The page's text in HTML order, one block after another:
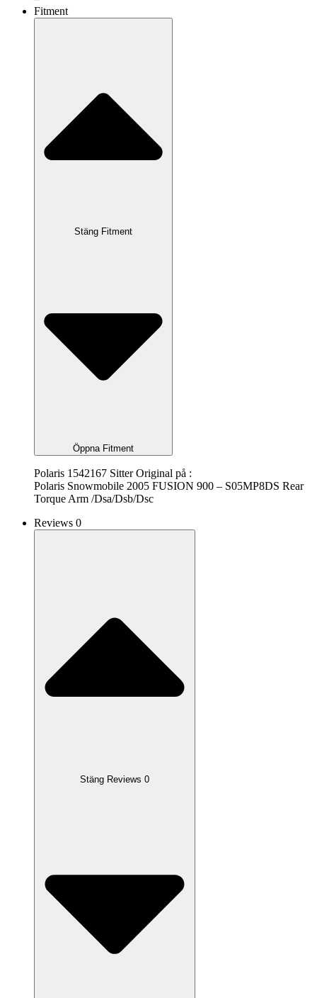
Fitment
Stäng Fitment
Öppna Fitment
Polaris 1542167 Sitter Original på :
Polaris Snowmobile 2005 FUSION 900 – S05MP8DS Rear
Torque Arm /Dsa/Dsb/Dsc
Reviews 0
Stäng Reviews 0